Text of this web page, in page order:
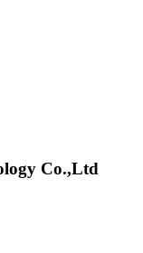
Co.,Ltd